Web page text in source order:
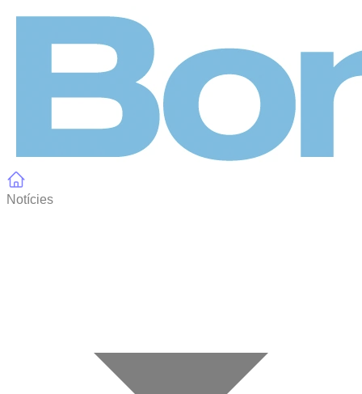
Notícies